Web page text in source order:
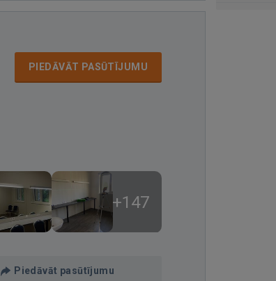
PIEDĀVĀT PASŪTĪJUMU
+147
Piedāvāt pasūtījumu